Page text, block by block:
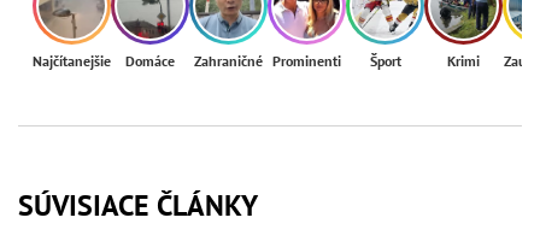
Najčítanejšie Domáce Zahraničné Prominenti Šport Krimi
SÚVISIACE ČLÁNKY